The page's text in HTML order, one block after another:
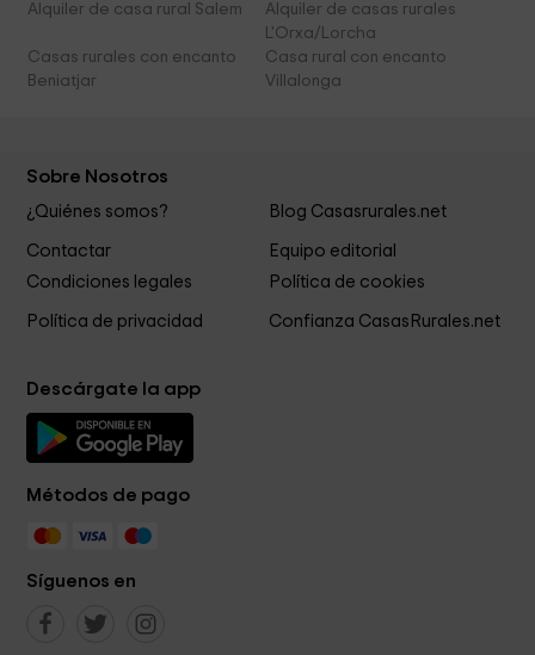
Alquiler de casa rural Salem
Alquiler de casas rurales
L'Orxa/Lorcha
Casas rurales con encanto
Beniatjar
Casa rural con encanto
Villalonga
Sobre Nosotros
¿Quiénes somos? Blog Casasrurales.net
Contactar
Equipo editorial
Condiciones legales
Política de cookies
Política de privacidad Confianza CasasRurales.net
Descárgate la app
Métodos de pago
Síguenos en